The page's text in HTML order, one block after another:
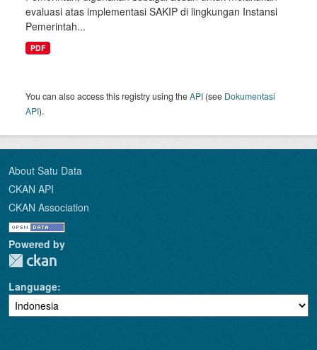
evaluasi atas implementasi SAKIP di lingkungan Instansi
Pemerintah...
PDF
You can also access this registry using theAPI (see Dokumentasi
API).
About Satu Data
CKAN API
CKAN Association
Powered by
Language